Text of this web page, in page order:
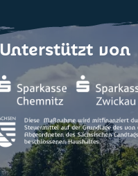
Unterstützt von